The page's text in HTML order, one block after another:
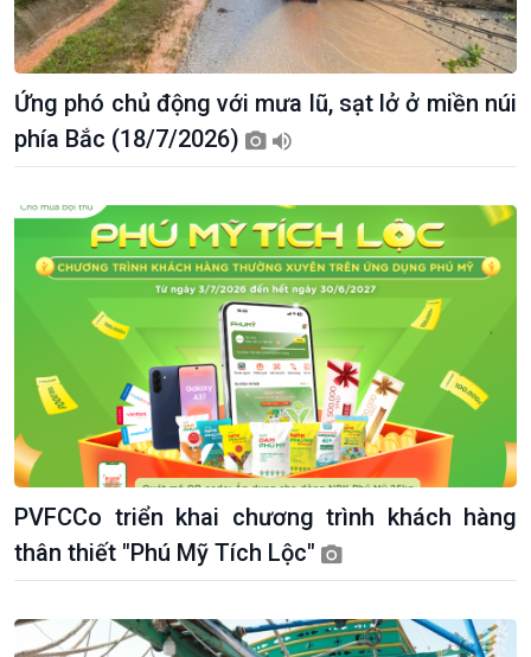
Kinh tế
Tin Kinh tế
Trước giờ mở cửa
Dòng chảy Kinh tế
Khởi nghiệp
Tuyên chiến với gian lận
thương mại
Nông nghiệp & Biển đảo
Tin Nông nghiệp & Biển
đảo
Mùa vàng
Tâm tình biên giới và hải
đảo
Tìm hiểu biển, đảo Việt
Ứng phó chủ động với mưa lũ, sạt lở ở miền núi
phía Bắc (18/7/2026)
PVFCCo triển khai chương trình khách hàng
thân thiết "Phú Mỹ Tích Lộc"